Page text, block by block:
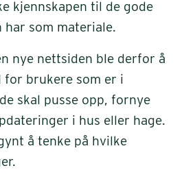
kjennskapen til de gode
som materiale.
nye nettsiden ble derfor å
for brukere som er i
skal pusse opp, fornye
i hus eller hage.
å tenke på hvilke